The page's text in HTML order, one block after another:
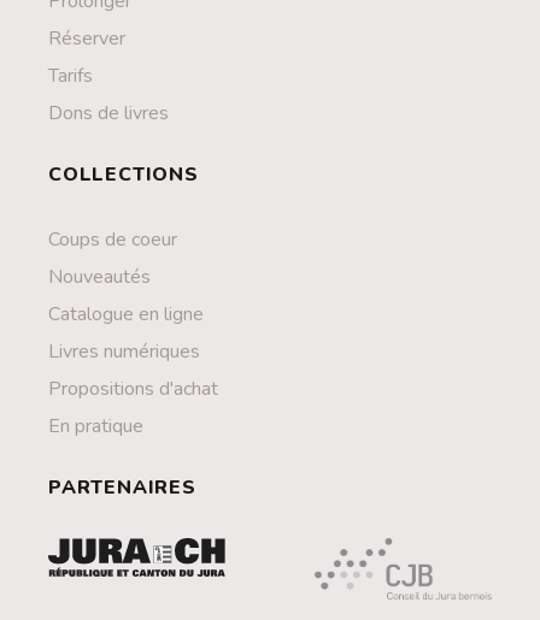
Réserver
Tarifs
Dons de livres
COLLECTIONS
Coups de coeur
Nouveautés
Catalogue en ligne
Livres numériques
Propositions d'achat
En pratique
PARTENAIRES